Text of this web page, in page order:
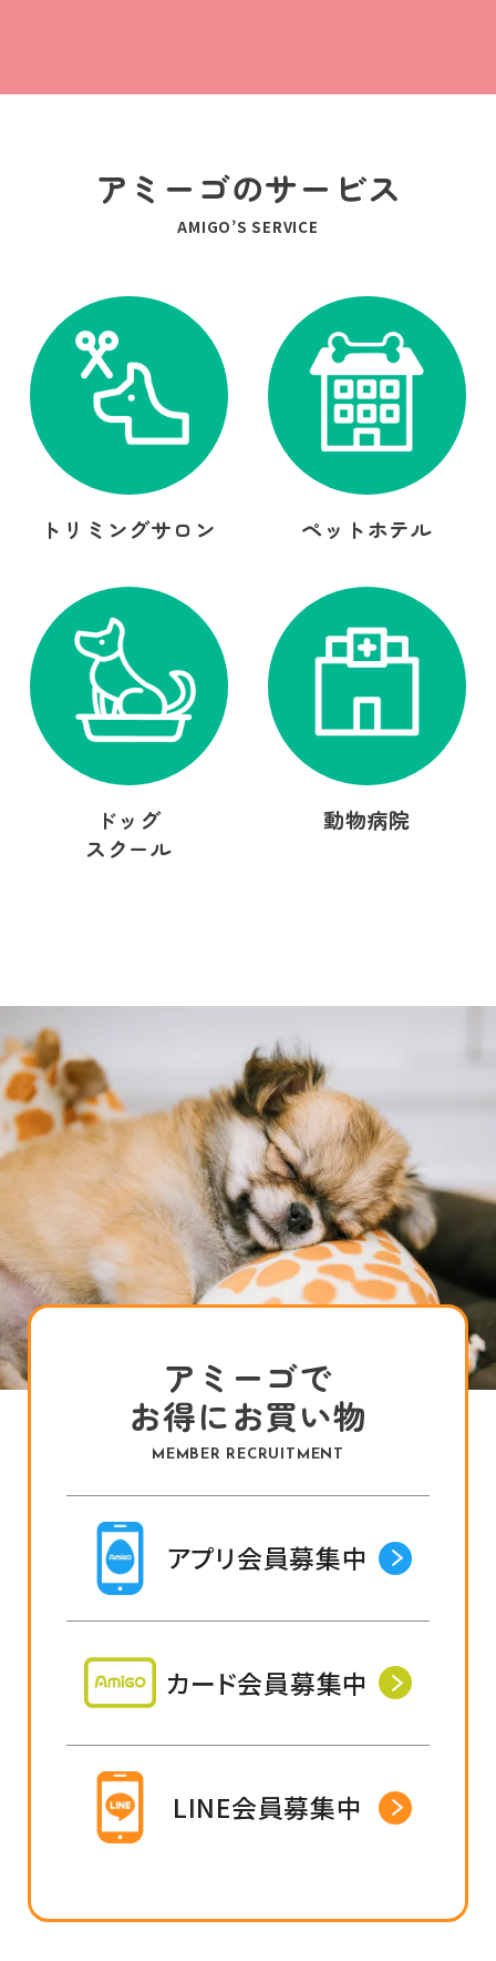
アミーゴのサービス
AMIGO’S SERVICE
トリミングサロン ペットホテル
ドッグ
スクール
動物病院
アミーゴで
お得にお買い物
MEMBER RECRUITMENT
アプリ会員募集中
カード会員募集中
LINE会員募集中